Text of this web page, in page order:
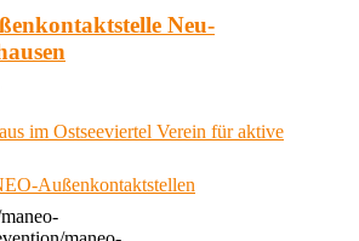
Neu-
im Ostseeviertel Verein für aktive
Außenkontaktstellen